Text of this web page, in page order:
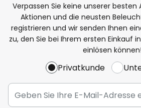
Verpassen Sie keine unserer besten
Aktionen und die neusten
registrieren und wir senden Ihnen
zu, den Sie bei Ihrem ersten Einkauf
einlösen können!
Privatkunde